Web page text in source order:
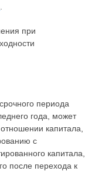
при
периода
года, может
капитала,
с
капитала,
после перехода к